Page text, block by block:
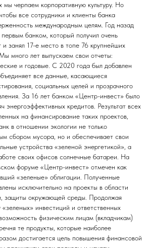
мы черпаем корпоративную культуру. Но
все сотрудники и клиенты банка
международным целям. Год назад
банком, который получил очень
и занял 17-е место в топе 76 крупнейших
много лет выпускаем свои отчеты:
и годовые. С 2020 года был добавлен
все данные, касающиеся
социальных целей и прозрачного
За 16 лет банком «Центр-инвест» было
энергоэффективных кредитов. Результат всех
на финансирование таких проектов,
в отношении экологии не только
сбором мусора, но и обеспечивает свои
устройства «зеленой энергетикой», а
своих офисов солнечные батареи. На
форуме «Центр-инвест» отмечен как
«зеленые» облигации. Полученные
исключительно на проекты в области
защиты окружающей среды. Продолжая
«зеленых» инвестиций и ответственных
физическим лицам (вкладчикам)
те продукты, которые наиболее
достигается цель повышения финансовой